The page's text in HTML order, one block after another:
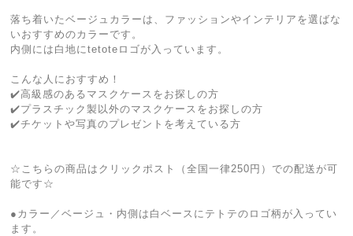
落ち着いたベージュカラーは、ファッションやインテリアを選ばな
いおすすめのカラーです。
内側には白地にtetoteロゴが入っています。
こんな人におすすめ！
✔️高級感のあるマスクケースをお探しの方
✔️プラスチック製以外のマスクケースをお探しの方
✔️チケットや写真のプレゼントを考えている方
☆こちらの商品はクリックポスト（全国一律250円）での配送が可
能です☆
●カラー／ベージュ・内側は白ベースにテトテのロゴ柄が入ってい
ます。